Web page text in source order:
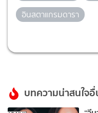
อินสตาแกรมดารา
บทความน่าสนใจ